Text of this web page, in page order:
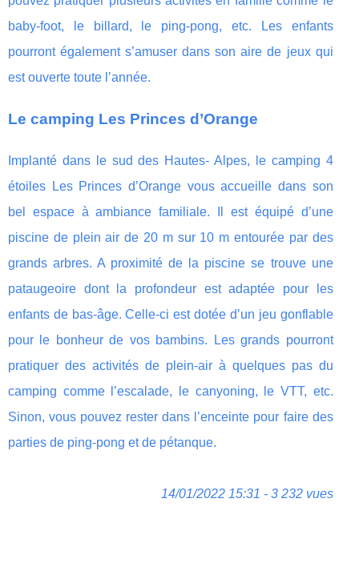
baby-foot, le billard, le ping-pong, etc. Les enfants
pourront également s’amuser dans son aire de jeux qui
est ouverte toute l’année.
Le camping Les Princes d’Orange
Implanté dans le sud des Hautes- Alpes, le camping 4
étoiles Les Princes d’Orange vous accueille dans son
bel espace à ambiance familiale. Il est équipé d’une
piscine de plein air de 20 m sur 10 m entourée par des
grands arbres. A proximité de la piscine se trouve une
pataugeoire dont la profondeur est adaptée pour les
enfants de bas-âge. Celle-ci est dotée d’un jeu gonflable
pour le bonheur de vos bambins. Les grands pourront
pratiquer des activités de plein-air à quelques pas du
camping comme l’escalade, le canyoning, le VTT, etc.
Sinon, vous pouvez rester dans l’enceinte pour faire des
parties de ping-pong et de pétanque.
14/01/2022 15:31 - 3 232 vues